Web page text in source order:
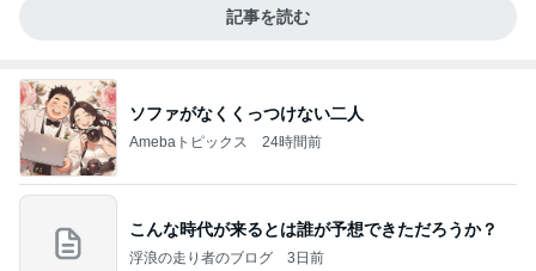
記事を読む
ソファがなくくっつけない二人
Amebaトピックス 24時間前
こんな時代が来るとは誰が予想できただろうか？
浮浪の走り者のブログ 3日前